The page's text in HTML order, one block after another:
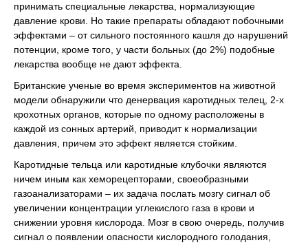
принимать специальные лекарства, нормализующие
давление крови. Но такие препараты обладают побочными
эффектами – от сильного постоянного кашля до нарушений
потенции, кроме того, у части больных (до 2%) подобные
лекарства вообще не дают эффекта.
Британские ученые во время экспериментов на животной
модели обнаружили что денервация каротидных телец, 2-х
крохотных органов, которые по одному расположены в
каждой из сонных артерий, приводит к нормализации
давления, причем это эффект является стойким.
Каротидные тельца или каротидные клубочки являются
ничем иным как хеморецепторами, своеобразными
газоанализаторами – их задача послать мозгу сигнал об
увеличении концентрации углекислого газа в крови и
снижении уровня кислорода. Мозг в свою очередь, получив
сигнал о появлении опасности кислородного голодания,